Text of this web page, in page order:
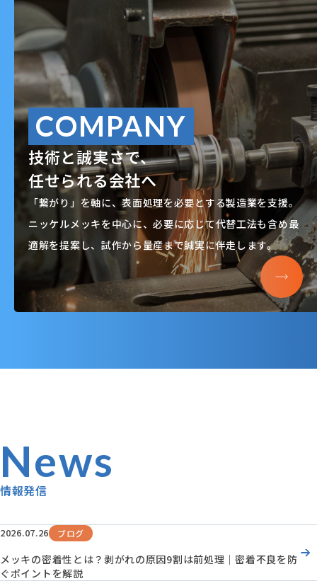
COMPANY
技術と誠実さで、
任せられる会社へ
「繋がり」を軸に、表面処理を必要とする製造業を支援。
ニッケルメッキを中心に、必要に応じて代替工法も含め最
適解を提案し、試作から量産まで誠実に伴走します。
News
情報発信
2026.07.26 ブログ
メッキの密着性とは？剥がれの原因9割は前処理｜密着不良を防
ぐポイントを解説